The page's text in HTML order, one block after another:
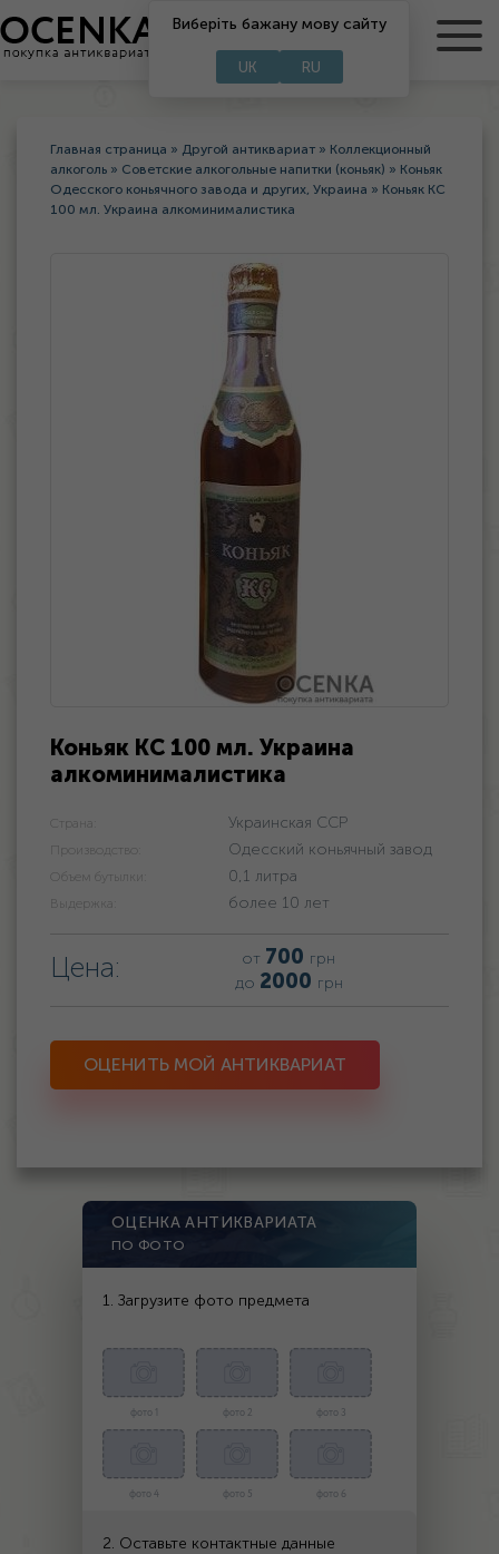
RU
Виберіть бажану мову сайту
UK RU
Главная страница » Другой антиквариат » Коллекционный
алкоголь » Советские алкогольные напитки (коньяк) » Коньяк
Одесского коньячного завода и других, Украина » Коньяк КС
100 мл. Украина алкоминималистика
Коньяк КС 100 мл. Украина
алкоминималистика
Страна: Украинская ССР
Производство: Одесский коньячный завод
Объем бутылки: 0,1 литра
Выдержка: более 10 лет
Цена: от 700 грн
до 2000 грн
ОЦЕНИТЬ МОЙ АНТИКВАРИАТ
ОЦЕНКА АНТИКВАРИАТА
ПО ФОТО
1. Загрузите фото предмета
фото 1 фото 2 фото 3
фото 4 фото 5 фото 6
2. Оставьте контактные данные